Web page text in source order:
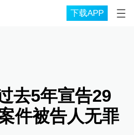
下载APP
去5年宣告29
件被告人无罪